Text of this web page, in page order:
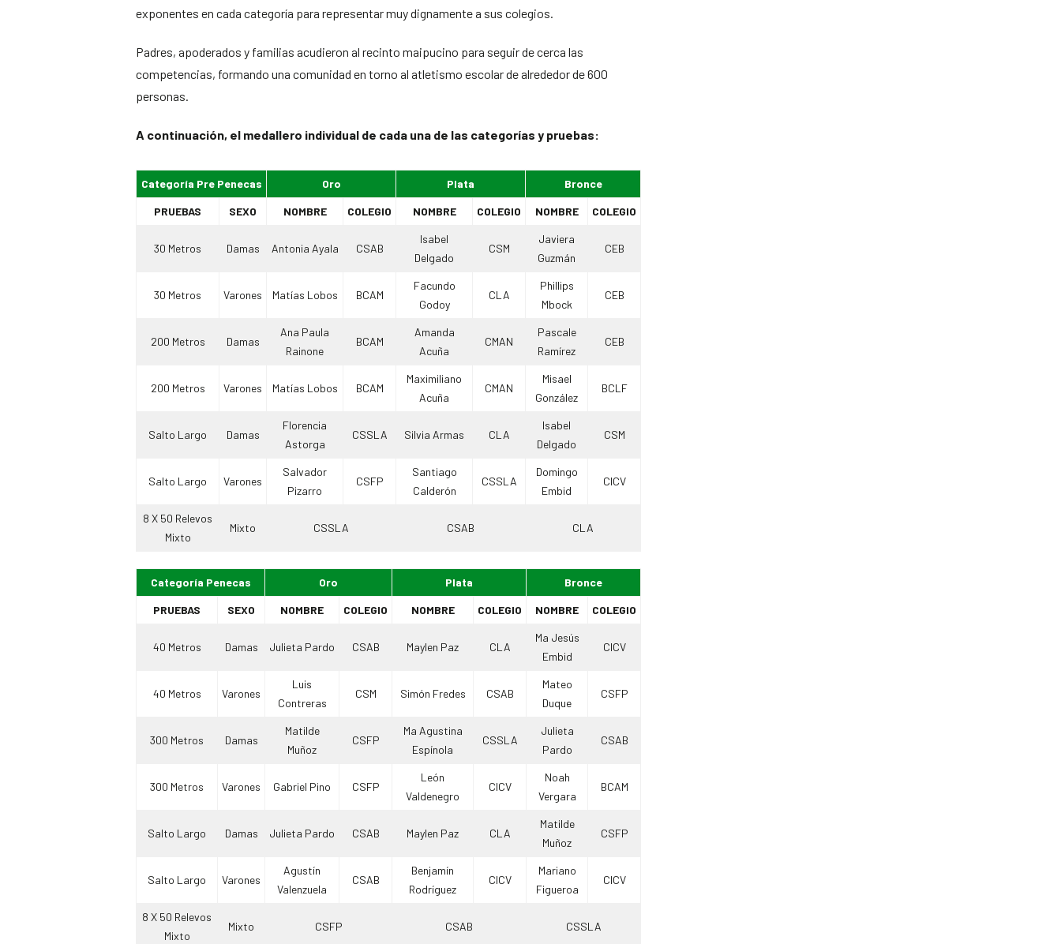
exponentes en cada categoría para representar muy dignamente a sus colegios.
Padres, apoderados y familias acudieron al recinto maipucino para seguir de cerca las
competencias, formando una comunidad en torno al atletismo escolar de alrededor de 600
personas.
A continuación, el medallero individual de cada una de las categorías y pruebas:
Categoría Pre Penecas Oro Plata Bronce
PRUEBAS SEXO NOMBRE COLEGIO NOMBRE COLEGIO NOMBRE COLEGIO
30 Metros Damas Antonia Ayala CSAB
Isabel
Delgado
CSM
Javiera
Guzmán
CEB
30 Metros Varones Matías Lobos BCAM
Facundo
Godoy
CLA
Phillips
Mbock
CEB
200 Metros Damas
Ana Paula
Rainone
BCAM
Amanda
Acuña
CMAN
Pascale
Ramírez
CEB
200 Metros Varones Matías Lobos BCAM
Maximiliano
Acuña
CMAN
Misael
González
BCLF
Salto Largo Damas
Florencia
Astorga
CSSLA Silvia Armas CLA
Isabel
Delgado
CSM
Salto Largo Varones
Salvador
Pizarro
CSFP
Santiago
Calderón
CSSLA
Domingo
Embid
CICV
8 X 50 Relevos
Mixto
Mixto CSSLA CSAB CLA
Categoría Penecas Oro Plata Bronce
PRUEBAS SEXO NOMBRE COLEGIO NOMBRE COLEGIO NOMBRE COLEGIO
40 Metros Damas Julieta Pardo CSAB Maylen Paz CLA
Ma Jesús
Embid
CICV
40 Metros Varones
Luis
Contreras
CSM Simón Fredes CSAB
Mateo
Duque
CSFP
300 Metros Damas
Matilde
Muñoz
CSFP
Ma Agustina
Espínola
CSSLA
Julieta
Pardo
CSAB
300 Metros Varones Gabriel Pino CSFP
León
Valdenegro
CICV
Noah
Vergara
BCAM
Salto Largo Damas Julieta Pardo CSAB Maylen Paz CLA
Matilde
Muñoz
CSFP
Salto Largo Varones
Agustín
Valenzuela
CSAB
Benjamín
Rodríguez
CICV
Mariano
Figueroa
CICV
8 X 50 Relevos
Mixto
Mixto CSFP CSAB CSSLA